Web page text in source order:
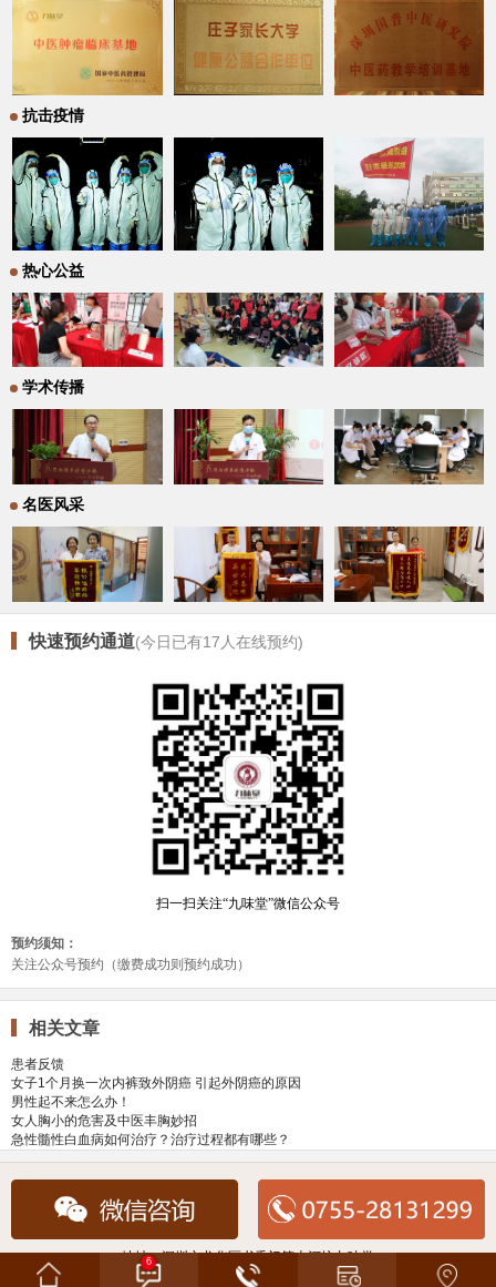
抗击疫情
热心公益
学术传播
名医风采
快速预约通道(今日已有17 人在线预约)
相关文章
患者反馈
女子1个月换一次内裤致外阴癌 引起外阴癌的原因
男性起不来怎么办！
女人胸小的危害及中医丰胸妙招
急性髓性白血病如何治疗？治疗过程都有哪些？
地址：深圳市龙华区书香门第上河坊九味堂
咨询热线：0755-28131299
6